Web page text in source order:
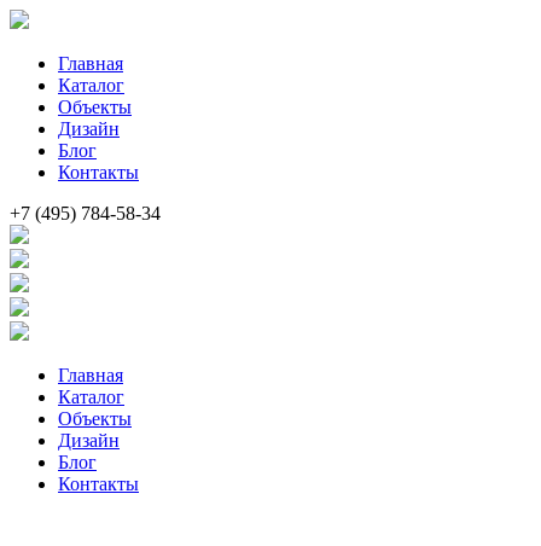
Главная
Каталог
Объекты
Дизайн
Блог
Контакты
+7 (495) 784-58-34
Главная
Каталог
Объекты
Дизайн
Блог
Контакты